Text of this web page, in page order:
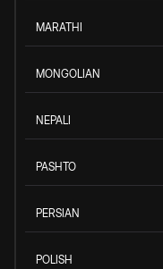
MARATHI
MONGOLIAN
NEPALI
PASHTO
PERSIAN
POLISH